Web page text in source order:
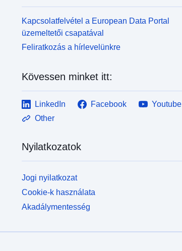
Kapcsolatfelvétel a European Data Portal
üzemeltetői csapatával
Feliratkozás a hírlevelünkre
Kövessen minket itt:
LinkedIn Facebook
Youtube
Other
Nyilatkozatok
Jogi nyilatkozat
Cookie-k használata
Akadálymentesség